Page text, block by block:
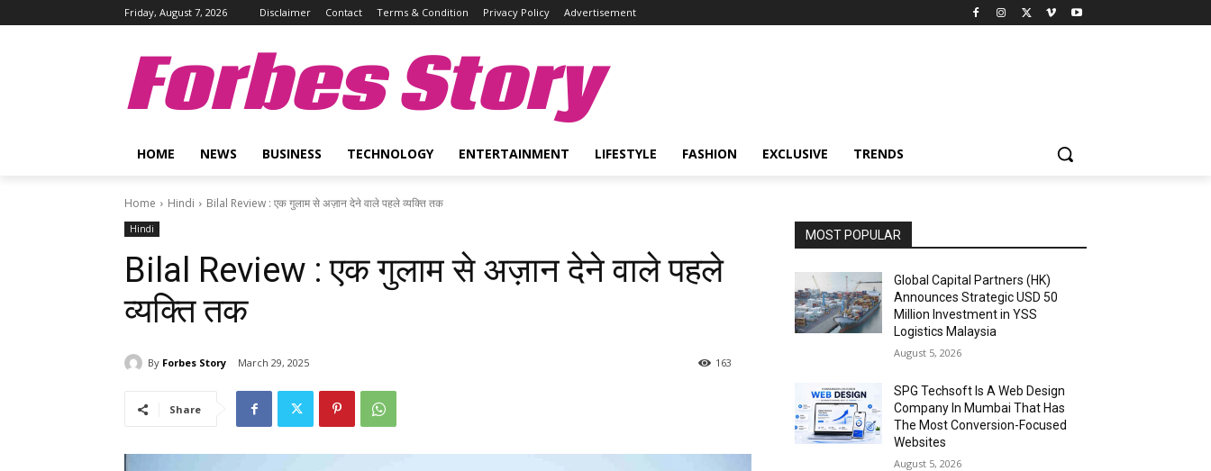
Friday, August 7, 2026 Disclaimer Contact Terms & Condition Privacy Policy Advertisement
Forbes Story
HOME NEWS BUSINESS TECHNOLOGY ENTERTAINMENT LIFESTYLE FASHION EXCLUSIVE TRENDS
Home Hindi Bilal Review : एक गुलाम से अज़ान देने वाले पहले व्यक्ति तक
Hindi
Bilal Review : एक गुलाम से अज़ान देने वाले पहले
व्यक्ति तक
By Forbes Story March 29, 2025 163
Share
MOST POPULAR
Global Capital Partners (HK)
Announces Strategic USD 50
Million Investment in YSS
Logistics Malaysia
August 5, 2026
SPG Techsoft Is A Web Design
Company In Mumbai That Has
The Most Conversion-Focused
Websites
August 5, 2026